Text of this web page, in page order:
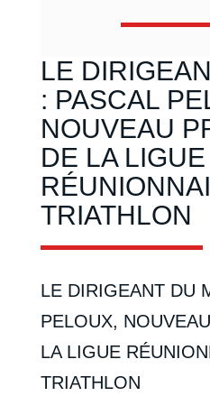
LE
: PASCAL
NOUVEAU
DE LA LIGUE
TRIATHLON
LE DIRIGEANT DU
PELOUX,
LA LIGUE
TRIATHLON